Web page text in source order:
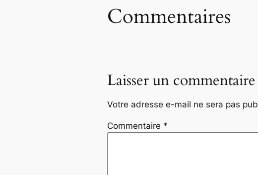
Commentaires
Laisser un commentaire
Votre adresse e-mail ne sera pas
Commentaire *